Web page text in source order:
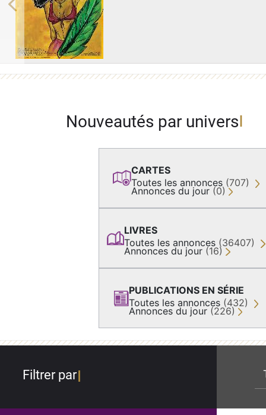
Previous
Nouveautés par univers
CARTES
Toutes les annonces (707)
Annonces du jour (0)
LIVRES
Toutes les annonces (36407)
Annonces du jour (16)
PUBLICATIONS EN SÉRIE
Toutes les annonces (432)
Annonces du jour (226)
Filtrer par